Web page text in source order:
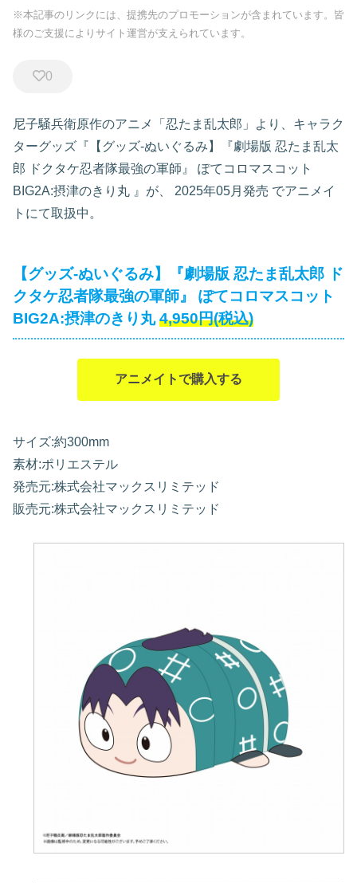
※本記事のリンクには、提携先のプロモーションが含まれています。皆
様のご支援によりサイト運営が支えられています。
0
尼子騒兵衛原作のアニメ「忍たま乱太郎」より、キャラク
ターグッズ『【グッズ-ぬいぐるみ】『劇場版 忍たま乱太
郎 ドクタケ忍者隊最強の軍師』 ぽてコロマスコット
BIG2A:摂津のきり丸 』が、 2025年05月発売 でアニメイ
トにて取扱中。
【グッズ-ぬいぐるみ】『劇場版 忍たま乱太郎 ド
クタケ忍者隊最強の軍師』 ぽてコロマスコット
BIG2A:摂津のきり丸 4,950円(税込)
アニメイトで購入する
サイズ:約300mm
素材:ポリエステル
発売元:株式会社マックスリミテッド
販売元:株式会社マックスリミテッド